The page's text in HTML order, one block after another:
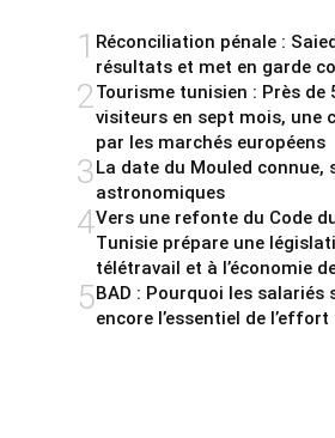
1 Réconciliation pénale :
résultats et met en garde
2Tourisme tunisien : Près de
visiteurs en sept mois, une
par les marchés européens
3La date du Mouled connue,
astronomiques
4Vers une refonte du Code
Tunisie prépare une
télétravail et à l’économie
5BAD : Pourquoi les salariés
encore l’essentiel de